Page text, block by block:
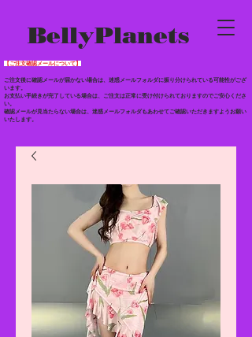
BellyPlanets
【ご注文確認メールについて】
ご注文後に確認メールが届かない場合は、迷惑メールフォルダに振り分けられている可能性がござ
います。
お支払い手続きが完了している場合は、ご注文は正常に受け付けられておりますのでご安心くださ
い。
確認メールが見当たらない場合は、迷惑メールフォルダもあわせてご確認いただきますようお願い
いたします。